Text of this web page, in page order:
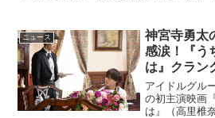
ニュース
神宮寺勇太
感涙！『う
は』クラン
が解禁
アイドルグル
の初主演映画
は』（高里椎